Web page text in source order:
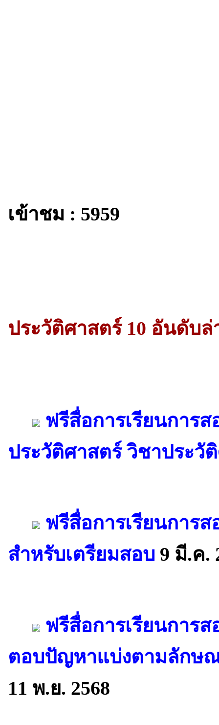
เข้าชม : 5959
ประวัติศาสตร์ 10 อันดับล่
ฟรีสื่อการเรียนการ
ประวัติศาสตร์ วิชาประวั
ฟรีสื่อการเรียนการ
สำหรับเตรียมสอบ 9 มี.ค.
ฟรีสื่อการเรียนการ
ตอบปัญหาแบ่งตามลักษ
11 พ.ย. 2568